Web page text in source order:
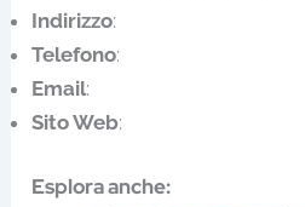
Indirizzo:
Telefono:
Email:
Sito Web:
Esplora anche: